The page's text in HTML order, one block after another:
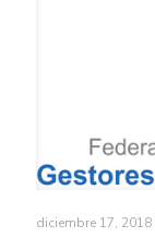
diciembre 17, 2018